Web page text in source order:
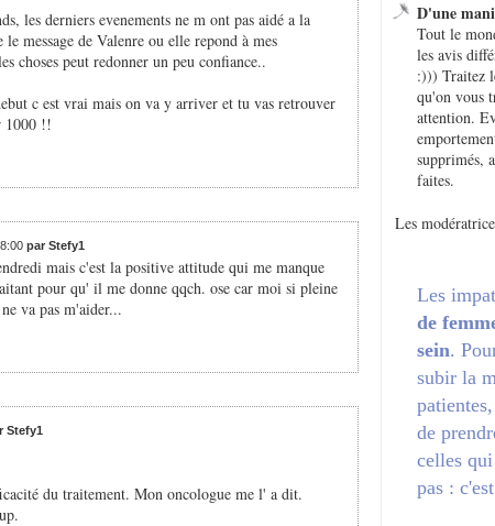
les derniers evenements ne m ont pas aidé a la
message de Valenre ou elle repond à mes
choses peut redonner un peu confiance..
c est vrai mais on va y arriver et tu vas retrouver
1000 !!
par Stefy1
mais c'est la positive attitude qui me manque
pour qu' il me donne qqch. ose car moi si pleine
va pas m'aider...
Stefy1
du traitement. Mon oncologue me l' a dit.
D'une
Tout le
les avis
:))) Traitez
qu'on vous
attention.
supprimés,
faites.
Les
Les
de
sein.
subir la
de
celles
pas :